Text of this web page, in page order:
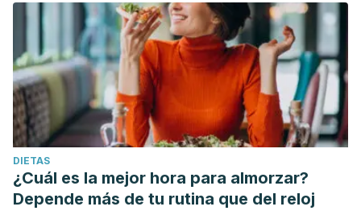
DIETAS
¿Cuál es la mejor hora para almorzar?
Depende más de tu rutina que del reloj